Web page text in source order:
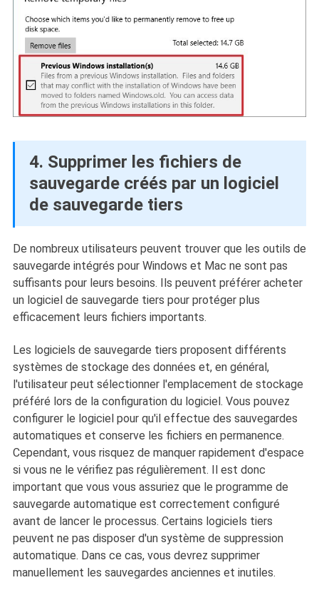
4. Supprimer les fichiers de
sauvegarde créés par un logiciel
de sauvegarde tiers
De nombreux utilisateurs peuvent trouver que les outils de
sauvegarde intégrés pour Windows et Mac ne sont pas
suffisants pour leurs besoins. Ils peuvent préférer acheter
un logiciel de sauvegarde tiers pour protéger plus
efficacement leurs fichiers importants.
Les logiciels de sauvegarde tiers proposent différents
systèmes de stockage des données et, en général,
l'utilisateur peut sélectionner l'emplacement de stockage
préféré lors de la configuration du logiciel. Vous pouvez
configurer le logiciel pour qu'il effectue des sauvegardes
automatiques et conserve les fichiers en permanence.
Cependant, vous risquez de manquer rapidement d'espace
si vous ne le vérifiez pas régulièrement. Il est donc
important que vous vous assuriez que le programme de
sauvegarde automatique est correctement configuré
avant de lancer le processus. Certains logiciels tiers
peuvent ne pas disposer d'un système de suppression
automatique. Dans ce cas, vous devrez supprimer
manuellement les sauvegardes anciennes et inutiles.